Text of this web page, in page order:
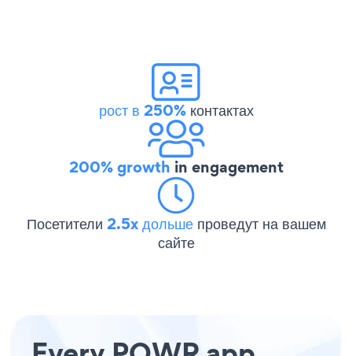
рост в 250%контактах
200% growth in engagement
Посетители 2.5x дольше проведут на вашем
сайте